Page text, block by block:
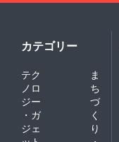
カテゴリー
テク
ノロ
ジー
・ガ
ジェ
ま
ち
づ
く
り